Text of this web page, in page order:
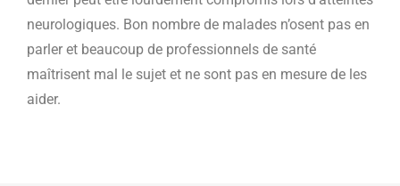
neurologiques. Bon nombre de malades n’osent pas en
parler et beaucoup de professionnels de santé
maîtrisent mal le sujet et ne sont pas en mesure de les
aider.